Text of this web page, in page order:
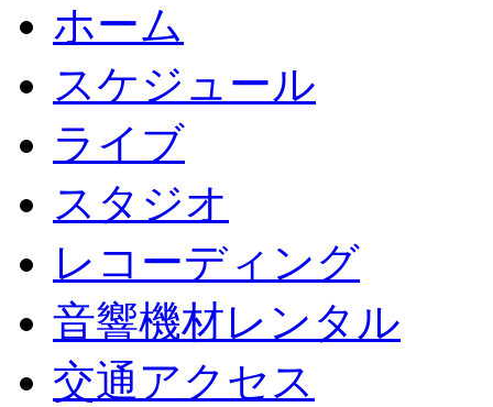
ホーム
スケジュール
ライブ
スタジオ
レコーディング
音響機材レンタル
交通アクセス